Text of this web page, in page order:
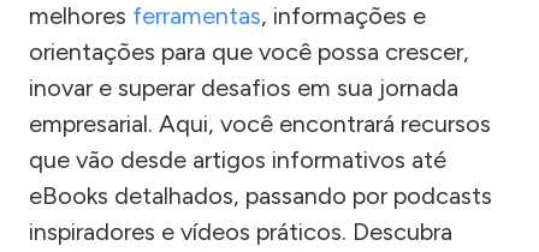
melhores ferramentas, informações e
orientações para que você possa crescer,
inovar e superar desafios em sua jornada
empresarial. Aqui, você encontrará recursos
que vão desde artigos informativos até
eBooks detalhados, passando por podcasts
inspiradores e vídeos práticos. Descubra